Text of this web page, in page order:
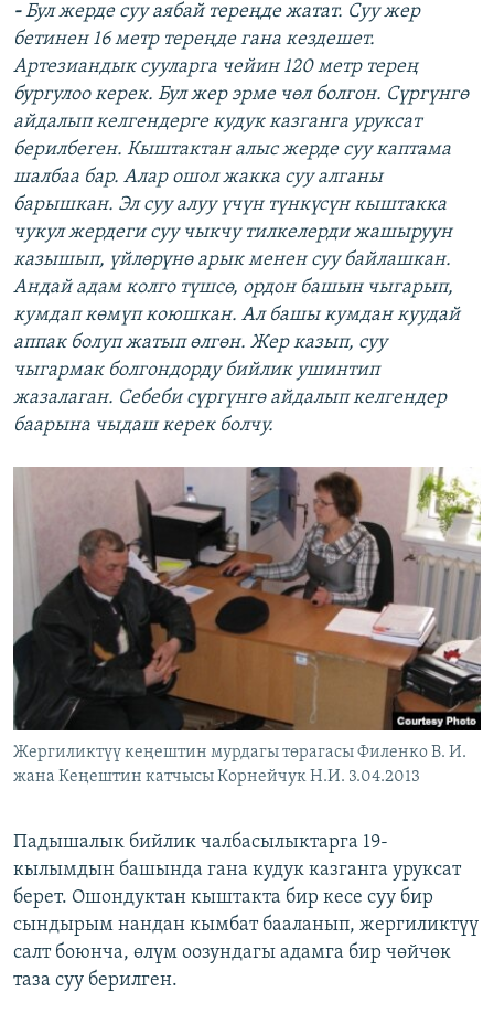
-Бул жерде суу аябай тереңде жатат. Суу жер
бетинен 16 метр тереңде гана кездешет.
Артезиандык сууларга чейин 120 метр терең
бургулоо керек. Бул жер эрме чөл болгон. Сүргүнгө
айдалып келгендерге кудук казганга уруксат
берилбеген. Кыштактан алыс жерде суу каптама
шалбаа бар. Алар ошол жакка суу алганы
барышкан. Эл суу алуу үчүн түнкүсүн кыштакка
чукул жердеги суу чыкчу тилкелерди жашыруун
казышып, үйлөрүнө арык менен суу байлашкан.
Андай адам колго түшсө, ордон башын чыгарып,
кумдап көмүп коюшкан. Ал башы кумдан куудай
аппак болуп жатып өлгөн. Жер казып, суу
чыгармак болгондорду бийлик ушинтип
жазалаган. Себеби сүргүнгө айдалып келгендер
баарына чыдаш керек болчу.
Жергиликтүү кеңештин мурдагы төрагасы Филенко В. И.
жана Кеңештин катчысы Корнейчук Н.И. 3.04.2013
​Падышалык бийлик чалбасылыктарга 19-
кылымдын башында гана кудук казганга уруксат
берет. Ошондуктан кыштакта бир кесе суу бир
сындырым нандан кымбат бааланып, жергиликтүү
салт боюнча, өлүм оозундагы адамга бир чөйчөк
таза суу берилген.